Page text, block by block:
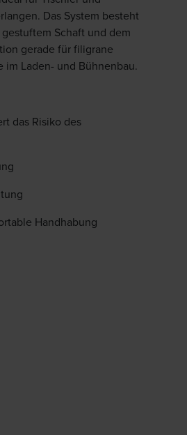
Das System besteht
Schaft und dem
gerade für filigrane
Laden- und Bühnenbau.
das Risiko des
Handhabung